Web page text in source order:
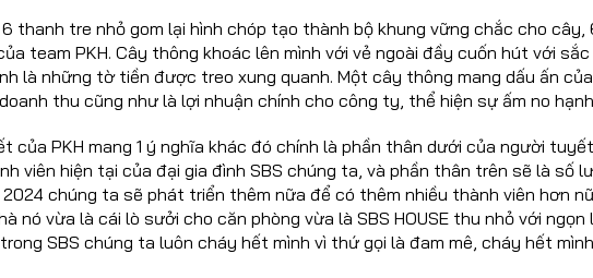
thanh tre nhỏ gom lại hình chóp tạo thành bộ khung vững chắc cho
team PKH. Cây thông khoác lên mình với vẻ ngoài đầy cuốn hút với
là những tờ tiền được treo xung quanh. Một cây thông mang dấu ấn
thu cũng như là lợi nhuận chính cho công ty, thể hiện sự ấm no
của PKH mang 1 ý nghĩa khác đó chính là phần thân dưới của người
viên hiện tại của đại gia đình SBS chúng ta, và phần thân trên sẽ là số
chúng ta sẽ phát triển thêm nữa để có thêm nhiều thành viên hơn
nó vừa là cái lò sưởi cho căn phòng vừa là SBS HOUSE thu nhỏ với
SBS chúng ta luôn cháy hết mình vì thứ gọi là đam mê, cháy hết